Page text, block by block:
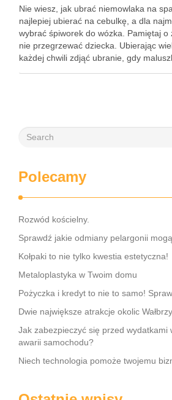
Nie wiesz, jak ubrać niemowlaka na
najlepiej ubierać na cebulkę, a dla
wybrać śpiworek do wózka. Pamiętaj o
nie przegrzewać dziecka. Ubierając
każdej chwili zdjąć ubranie, gdy
Polecamy
Rozwód kościelny.
Sprawdź jakie odmiany pelargonii
Kołpaki to nie tylko kwestia estetyczna!
Metaloplastyka w Twoim domu
Pożyczka i kredyt to nie to samo!
Dwie największe atrakcje okolic
Jak zabezpieczyć się przed wydatkami
awarii samochodu?
Niech technologia pomoże twojemu